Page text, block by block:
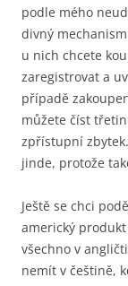
podle mého
divný
u nich chcete
zaregistrovat a
případě
můžete číst
zpřístupní
jinde, protože
Ještě se chci
americký
všechno v
nemít v češtině,